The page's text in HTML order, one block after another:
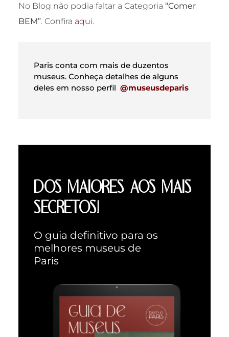
No Blog não podia faltar a Categoria “Comer
BEM”. Confira aqui.
Paris conta com mais de duzentos
museus. Conheça detalhes de alguns
deles em nosso perfil@museusdeparis
DOS MAIORES AOS MAIS
SECRETOS!
O guia definitivo para os
melhores museus de
Paris